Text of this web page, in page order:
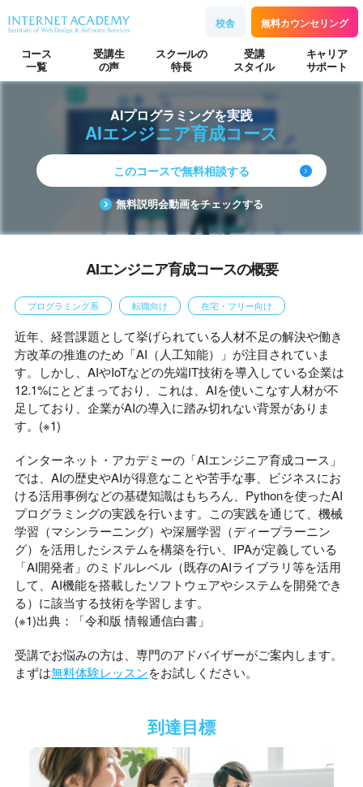
校舎 無料カウンセリング
コース
一覧
受講生
の声
スクールの
特長
受講
スタイル
キャリア
サポート
AIプログラミングを実践
AIエンジニア育成コース
このコースで無料相談する
無料説明会動画をチェックする
AIエンジニア育成コースの概要
プログラミング系 転職向け 在宅・フリー向け
近年、経営課題として挙げられている人材不足の解決や働き
方改革の推進のため「AI（人工知能）」が注目されていま
す。しかし、AIやIoTなどの先端IT技術を導入している企業は
12.1%にとどまっており、これは、AIを使いこなす人材が不
足しており、企業がAIの導入に踏み切れない背景がありま
す。(※1)
インターネット・アカデミーの「AIエンジニア育成コース」
では、AIの歴史やAIが得意なことや苦手な事、ビジネスにお
ける活用事例などの基礎知識はもちろん、Pythonを使ったAI
プログラミングの実践を行います。この実践を通じて、機械
学習（マシンラーニング）や深層学習（ディープラーニン
グ）を活用したシステムを構築を行い、IPAが定義している
「AI開発者」のミドルレベル（既存のAIライブラリ等を活用
して、AI機能を搭載したソフトウェアやシステムを開発でき
る）に該当する技術を学習します。
(※1)出典：「令和版 情報通信白書」
受講でお悩みの方は、専門のアドバイザーがご案内します。
まずは無料体験レッスンをお試しください。
到達目標